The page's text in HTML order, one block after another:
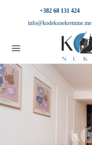
+382 68 131 424
info@kodeksnekretnine.me